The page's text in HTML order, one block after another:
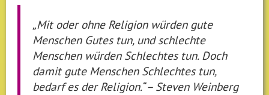
„Mit oder ohne Religion würden gute
Menschen Gutes tun, und schlechte
Menschen würden Schlechtes tun. Doch
damit gute Menschen Schlechtes tun,
bedarf es der Religion.“ – Steven Weinberg